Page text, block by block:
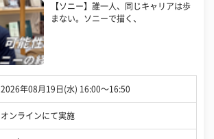
【ソニー】誰一人、同じキャリアは歩
まない。ソニーで描く、
2026年08月19日(水) 16:00〜16:50
オンラインにて実施